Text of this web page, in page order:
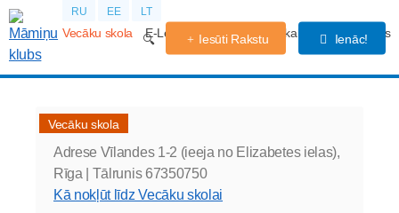
RU EE LT
Vecāku skola E-Lekcijas Grūtniecības kalendārs Forums
Iesūti Rakstu Ienāc!
Vecāku skola
Adrese Vīlandes 1-2 (ieeja no Elizabetes ielas),
Rīga | Tālrunis67350750
Kā nokļūt līdz Vecāku skolai